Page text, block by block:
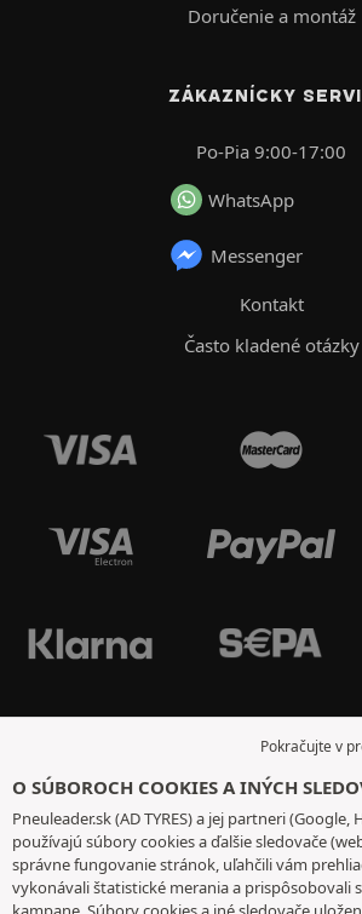
Doručenie a montáž
ZÁKAZNÍCKY
Po-Pia 9:00-17:00
WhatsApp
Messenger
Kontakt
Často kladené otázky
Pokračujte v
O SÚBOROCH COOKIES A INÝCH
Pneuleader.sk (AD TYRES) a jej partneri
používajú súbory cookies a ďalšie sledovače
správne fungovanie stránok, uľahčili vám
vykonávali štatistické merania a prispôsobovali